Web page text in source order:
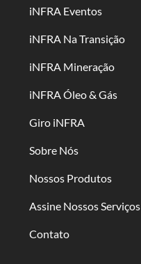
iNFRA Eventos
iNFRA Na Transição
iNFRA Mineração
iNFRA Óleo & Gás
Giro iNFRA
Sobre Nós
Nossos Produtos
Assine Nossos Serviços
Contato